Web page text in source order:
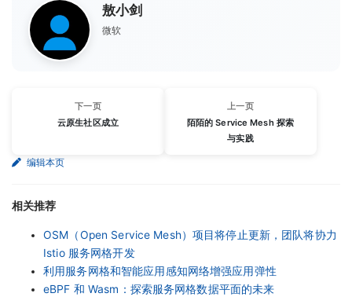
敖小剑
微软
下一页
云原生社区成立
上一页
陌陌的 Service Mesh 探索
与实践
编辑本页
相关推荐
OSM（Open Service Mesh）项目将停止更新，团队将协力
Istio 服务网格开发
利用服务网格和智能应用感知网络增强应用弹性
eBPF 和 Wasm：探索服务网格数据平面的未来